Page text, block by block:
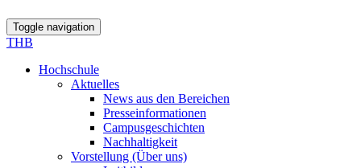
Toggle navigation
THB
Hochschule
Aktuelles
News aus den Bereichen
Presseinformationen
Campusgeschichten
Nachhaltigkeit
Vorstellung (Über uns)